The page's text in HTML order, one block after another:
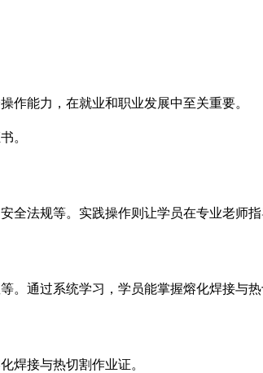
作能力，在就业和职业发展中至关重要。
。
法规等。实践操作则让学员在专业老师
通过系统学习，学员能掌握熔化焊接与热
焊接与热切割作业证。